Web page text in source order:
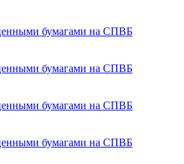
бумагами на СПВБ
бумагами на СПВБ
бумагами на СПВБ
бумагами на СПВБ